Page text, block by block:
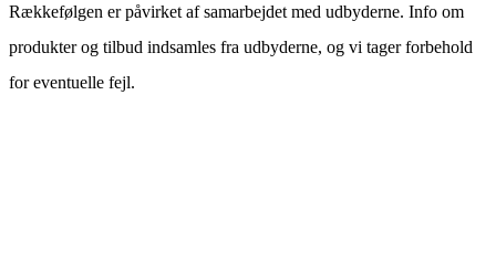
Rækkefølgen er påvirket af samarbejdet med udbyderne. Info om
produkter og tilbud indsamles fra udbyderne, og vi tager forbehold
for eventuelle fejl.